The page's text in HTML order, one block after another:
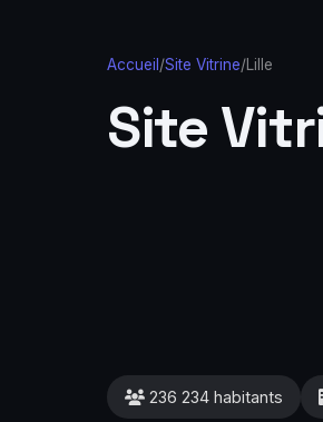
Accueil /Site Vitrine/ Lille
Site
236 234 habitants